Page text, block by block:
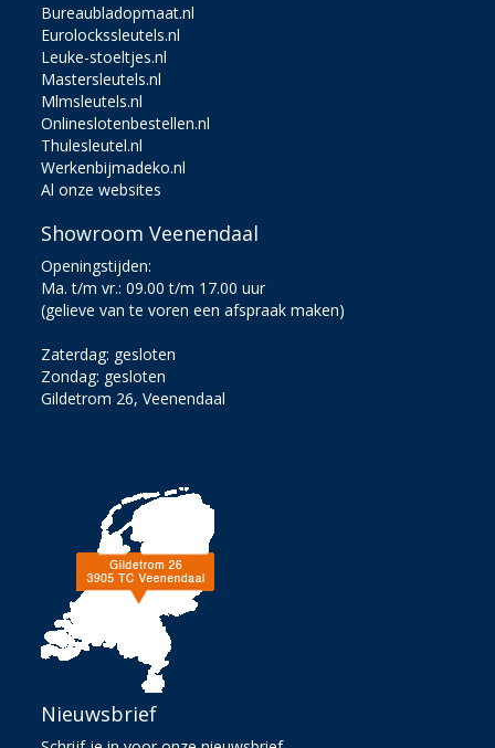
Bureaubladopmaat.nl
Eurolockssleutels.nl
Leuke-stoeltjes.nl
Mastersleutels.nl
Mlmsleutels.nl
Onlineslotenbestellen.nl
Thulesleutel.nl
Werkenbijmadeko.nl
Al onze websites
Showroom Veenendaal
Openingstijden:
Ma. t/m vr.: 09.00 t/m 17.00 uur
(gelieve van te voren een afspraak maken)
Zaterdag: gesloten
Zondag: gesloten
Gildetrom 26, Veenendaal
Nieuwsbrief